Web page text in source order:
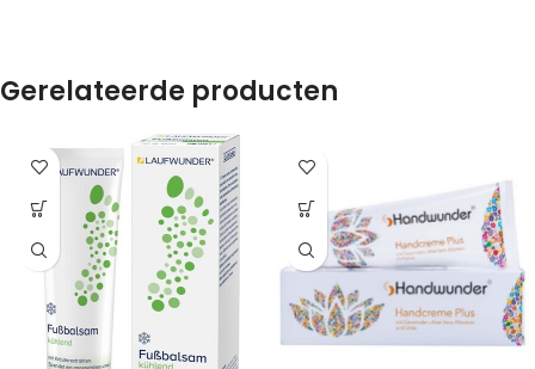
Gerelateerde producten